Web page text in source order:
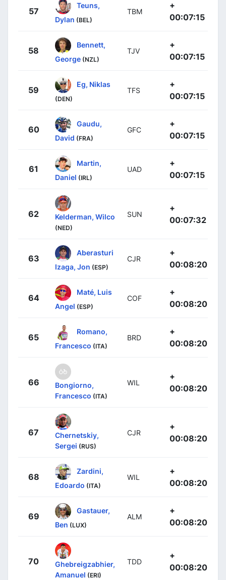
57
Teuns,
Dylan (BEL)
TBM
+
00:07:15
58
Bennett,
George (NZL)
TJV
+
00:07:15
59
Eg, Niklas
(DEN)
TFS
+
00:07:15
60
Gaudu,
David (FRA)
GFC
+
00:07:15
61
Martin,
Daniel (IRL)
UAD
+
00:07:15
62 Kelderman, Wilco
(NED)
SUN
+
00:07:32
63
Aberasturi
Izaga, Jon (ESP)
CJR
+
00:08:20
64
Maté, Luis
Angel (ESP)
COF
+
00:08:20
65
Romano,
Francesco (ITA)
BRD
+
00:08:20
66
Bongiorno,
Francesco (ITA)
WIL
+
00:08:20
67
Chernetskiy,
Sergei (RUS)
CJR
+
00:08:20
68
Zardini,
Edoardo (ITA)
WIL
+
00:08:20
69
Gastauer,
Ben (LUX)
ALM
+
00:08:20
70
Ghebreigzabhier,
Amanuel (ERI)
TDD
+
00:08:20